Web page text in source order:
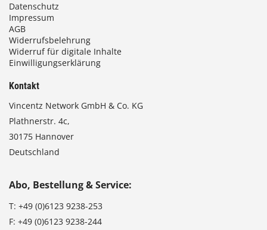
Datenschutz
Impressum
AGB
Widerrufsbelehrung
Widerruf für digitale Inhalte
Einwilligungserklärung
Kontakt
Vincentz Network GmbH & Co. KG
Plathnerstr. 4c,
30175 Hannover
Deutschland
Abo, Bestellung & Service:
T: +49 (0)6123 9238-253
F: +49 (0)6123 9238-244